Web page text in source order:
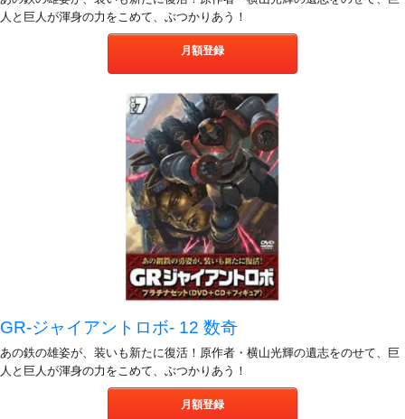
人と巨人が渾身の力をこめて、ぶつかりあう！
月額登録
GR-ジャイアントロボ- 12 数奇
あの鉄の雄姿が、装いも新たに復活！原作者・横山光輝の遺志をのせて、巨
人と巨人が渾身の力をこめて、ぶつかりあう！
月額登録